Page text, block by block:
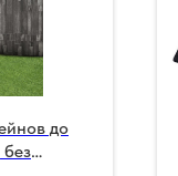
до
без